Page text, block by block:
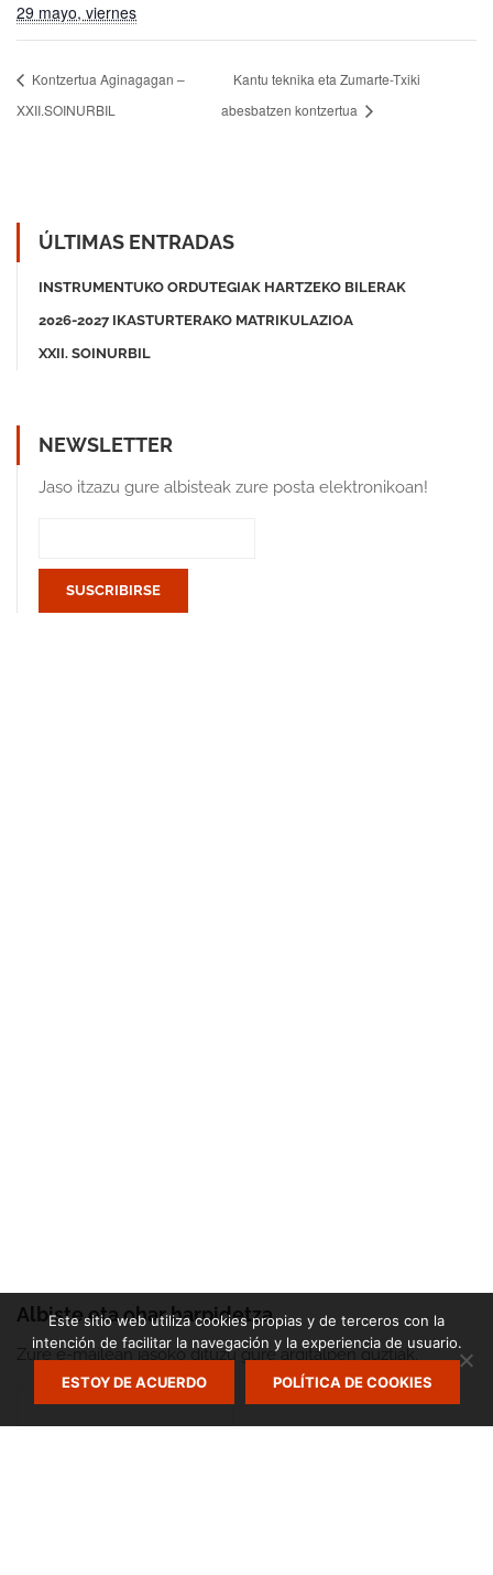
29 mayo, viernes
Kontzertua Aginagagan –
XXII.SOINURBIL
Kantu teknika eta Zumarte-Txiki
abesbatzen kontzertua
ÚLTIMAS ENTRADAS
INSTRUMENTUKO ORDUTEGIAK HARTZEKO BILERAK
2026-2027 IKASTURTERAKO MATRIKULAZIOA
XXII. SOINURBIL
NEWSLETTER
Jaso itzazu gure albisteak zure posta elektronikoan!
Albiste eta ohar harpidetza
Zure e-mailean jasoko dituzu gure argitalpen guztiak.
Este sitio web utiliza cookies propias y de terceros con la
intención de facilitar la navegación y la experiencia de usuario.
ESTOY DE ACUERDO POLÍTICA DE COOKIES